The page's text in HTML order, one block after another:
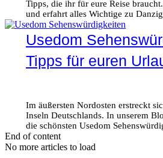
Tipps, die ihr für eure Reise
und erfahrt alles Wichtige zu
Usedom
Tipps für euren
Im äußersten Nordosten erstreckt
Inseln Deutschlands. In unserem
die schönsten Usedom
End of content
No more articles to load